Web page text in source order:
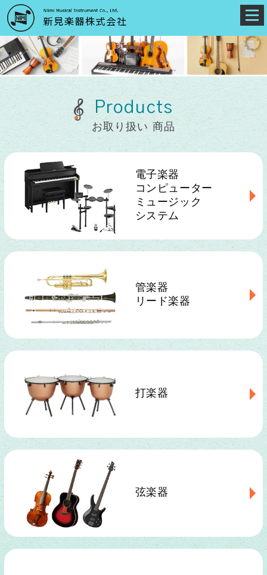
Products
お取り扱い 商品
電子楽器
コンピューター
ミュージック
システム
管楽器
リード楽器
打楽器
弦楽器